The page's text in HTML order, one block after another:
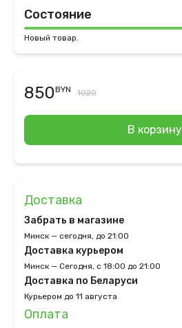
Состояние
Новый товар.
850BYN 1020
В корзину
Доставка
Забрать в магазине
Минск — сегодня, до 21:00
Доставка курьером
Минск — Сегодня, с 18:00 до 21:00
Доставка по Беларуси
Курьером до 11 августа
Оплата